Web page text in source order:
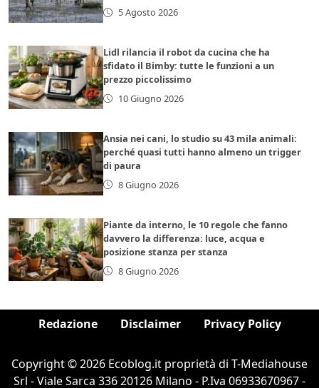
5 Agosto 2026
Lidl rilancia il robot da cucina che ha
sfidato il Bimby: tutte le funzioni a un
prezzo piccolissimo
10 Giugno 2026
Ansia nei cani, lo studio su 43 mila animali:
perché quasi tutti hanno almeno un trigger
di paura
8 Giugno 2026
Piante da interno, le 10 regole che fanno
davvero la differenza: luce, acqua e
posizione stanza per stanza
8 Giugno 2026
Redazione Disclaimer Privacy Policy
Copyright © 2026 Ecoblog.it proprietà di T-Mediahouse
Srl - Viale Sarca 336 20126 Milano - P.Iva 06933670967 -